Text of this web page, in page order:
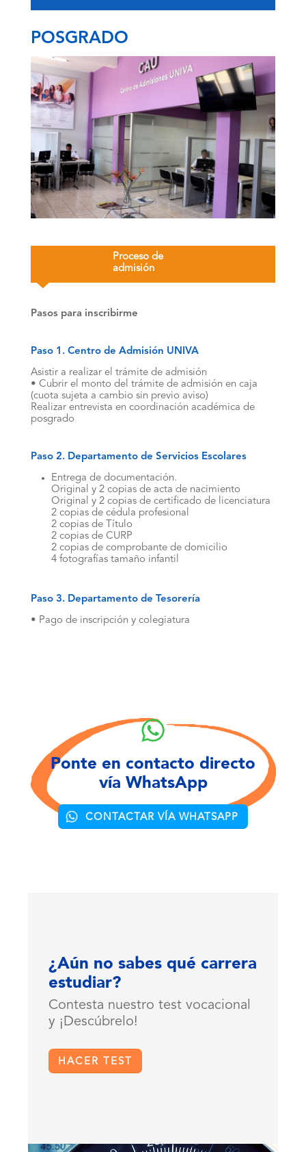
POSGRADO
Proceso de
admisión
Pasos para inscribirme
Paso 1. Centro de Admisión UNIVA
Asistir a realizar el trámite de admisión
• Cubrir el monto del trámite de admisión en caja
(cuota sujeta a cambio sin previo aviso)
Realizar entrevista en coordinación académica de
posgrado
Paso 2. Departamento de Servicios Escolares
Entrega de documentación.
Original y 2 copias de acta de nacimiento
Original y 2 copias de certificado de licenciatura
2 copias de cédula profesional
2 copias de Título
2 copias de CURP
2 copias de comprobante de domicilio
4 fotografías tamaño infantil
Paso 3. Departamento de Tesorería
• Pago de inscripción y colegiatura
Ponte en contacto directo
vía WhatsApp
CONTACTAR VÍA WHATSAPP
¿Aún no sabes qué carrera
estudiar?
Contesta nuestro test vocacional
y ¡Descúbrelo!
HACER TEST